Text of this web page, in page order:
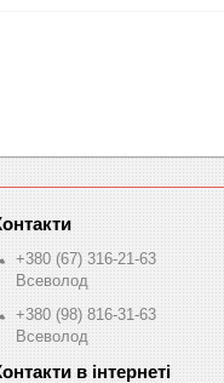
+380 (67) 316-21-63
Всеволод
+380 (98) 816-31-63
Всеволод